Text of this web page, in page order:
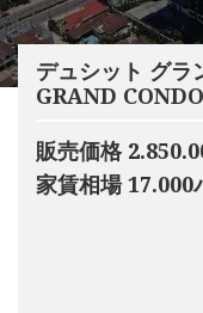
デュシット グラ
GRAND
販売価格
家賃相場 17.000